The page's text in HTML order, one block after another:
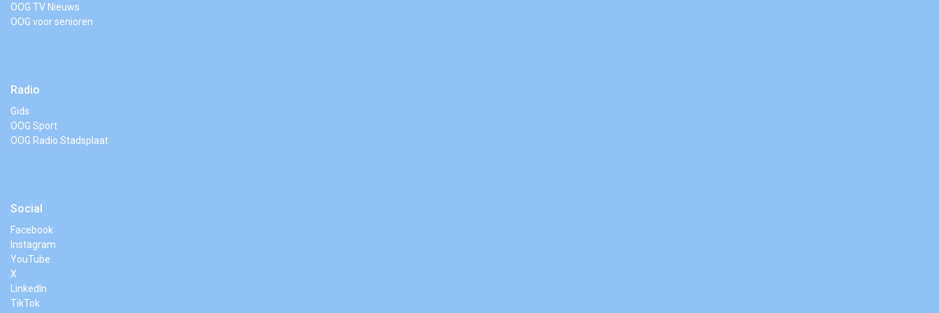
OOG TV Nieuws
OOG voor senioren
Radio
Gids
OOG Sport
OOG Radio Stadsplaat
Social
Facebook
Instagram
YouTube
X
LinkedIn
TikTok